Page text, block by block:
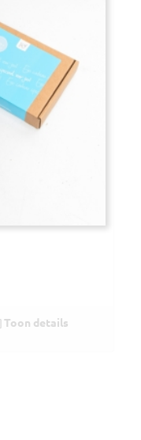
Toon details